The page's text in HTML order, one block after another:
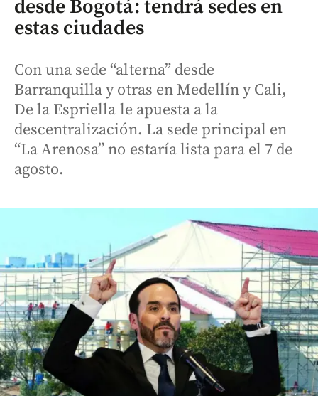
desde Bogotá: tendrá sedes en
estas ciudades
Con una sede “alterna” desde
Barranquilla y otras en Medellín y Cali,
De la Espriella le apuesta a la
descentralización. La sede principal en
“La Arenosa” no estaría lista para el 7 de
agosto.